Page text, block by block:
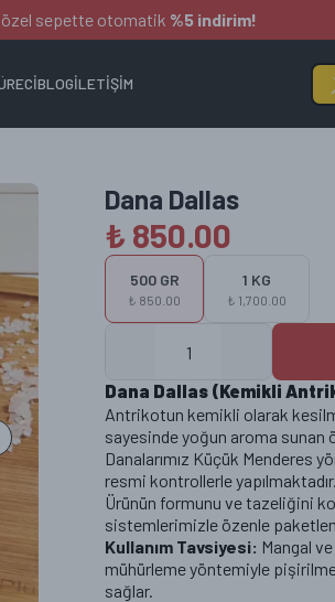
sepette otomatik %5 indirim!
BLOGİLETİŞİM
EGE TOPTAN
ONLİNE SİPARİŞ
Dana Dallas
₺ 850.00
500 GR
₺ 850.00
1 KG
₺ 1,700.00
Dana Dallas (Kemikli
Antrikotun kemikli olarak
sayesinde yoğun aroma sunan
Danalarımız Küçük Menderes
resmi kontrollerle yapılmaktadır.
Ürünün formunu ve tazeliğini
sistemlerimizle özenle
Kullanım Tavsiyesi: Mangal
mühürleme yöntemiyle
sağlar.